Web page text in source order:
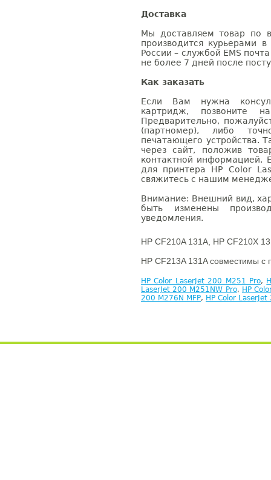
Доставка
Мы доставляем товар по
производится курьерами
России – службой EMS
не более 7 дней после
Как заказать
Если Вам нужна
картридж, позвоните
Предварительно,
(партномер), либо
печатающего устройства.
через сайт, положив
контактной информацией.
для принтера HP Color
свяжитесь с нашим
Внимание: Внешний вид,
быть изменены
уведомления.
HP CF210A 131A, HP CF210X
HP CF213A 131A совместимы с
HP Color LaserJet 200 M251 Pro,
LaserJet 200 M251NW Pro, HP
200 M276N MFP, HP Color